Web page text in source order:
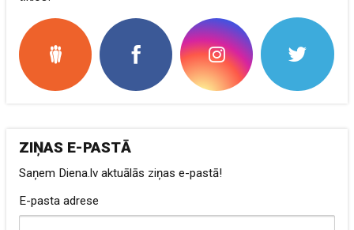
ZIŅAS E-PASTĀ
Saņem Diena.lv aktuālās ziņas e-pastā!
E-pasta adrese